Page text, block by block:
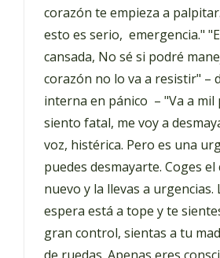
corazón te empieza a
esto es serio, emergencia."
cansada, No sé si podré
corazón no lo va a resistir" –
interna en pánico – "Va a mil
siento fatal, me voy a
voz, histérica. Pero es una
puedes desmayarte. Coges el
nuevo y la llevas a urgencias.
espera está a tope y te
gran control, sientas a tu
de ruedas. Apenas eres